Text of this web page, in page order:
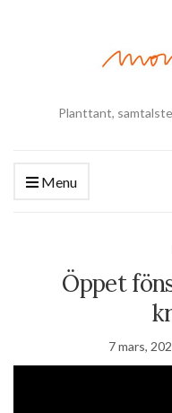
Planttant,
Menu
Öppet
7 mars,